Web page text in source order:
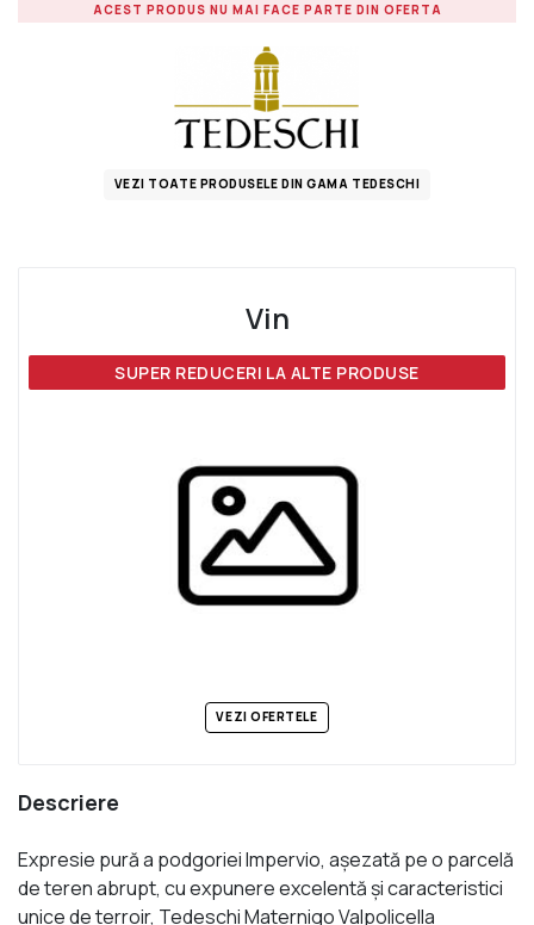
Vin
SUPER REDUCERI LA ALTE PRODUSE
VEZI OFERTELE
ACEST PRODUS NU MAI FACE PARTE DIN OFERTA
VEZI TOATE PRODUSELE DIN GAMA TEDESCHI
Descriere
Expresie pură a podgoriei Impervio, așezată pe o parcelă
de teren abrupt, cu expunere excelentă și caracteristici
unice de terroir, Tedeschi Maternigo Valpolicella